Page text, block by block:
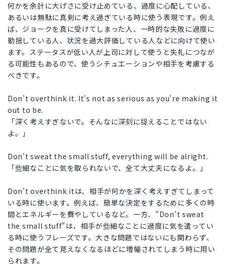
何かを余計に大げさに受け止めている、過度に心配している、
あるいは無駄に真剣に考え過ぎている時に使う表現です。例え
ば、ジョークを真に受けてしまった人、一時的な失敗に過度に
動揺している人、状況を過大評価している人などに向けて使い
ます。ステータスが低い人が上司に対して使うと失礼につなが
る可能性もあるので、使うシチュエーションや相手を考慮する
べきです。
Don't overthink it. It's not as serious as you're making it
out to be.
「深く考えすぎないで。そんなに深刻に捉えることではない
よ。」
Don't sweat the small stuff, everything will be alright.
「些細なことに気を取られないで、全て大丈夫になるよ。」
Don't overthink itは、相手が何かを深く考えすぎてしまって
いる時に使います。例えば、簡単な決定をするために多くの時
間とエネルギーを費やしているなど。一方、"Don't sweat
the small stuff"は、相手が些細なことに過度に気を遣ってい
る時に使うフレーズです。大きな問題ではないにも関わらず、
その問題が全て見えなくなるほどに増幅されてしまう時に用い
られます。